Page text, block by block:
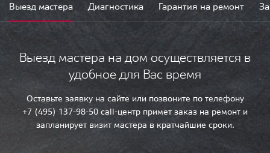
Выезд мастера Диагностика Гарантия на ремонт
Выезд мастера на дом осуществляется в
удобное для Вас время
Оставьте заявку на сайте или позвоните по телефону
+7 (495) 137-98-50 call-центр примет заказ на ремонт и
запланирует визит мастера в кратчайшие сроки.